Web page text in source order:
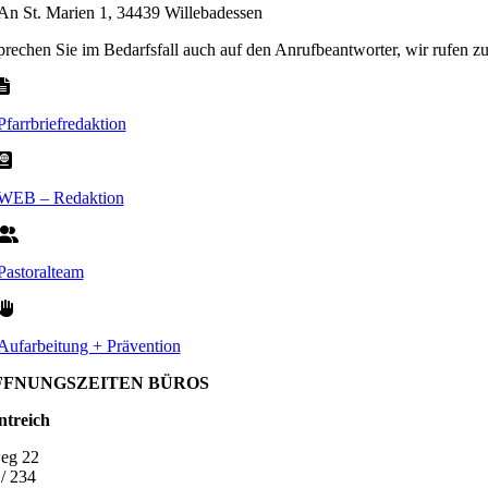
St. Marien 1, 34439 Willebadessen
Sie im Bedarfsfall auch auf den Anrufbeantworter, wir rufen
– Redaktion
+ Prävention
BÜROS
22
234